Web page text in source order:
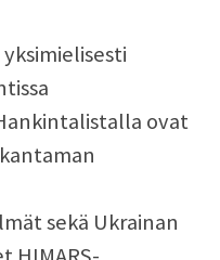
ovat
sekä Ukrainan